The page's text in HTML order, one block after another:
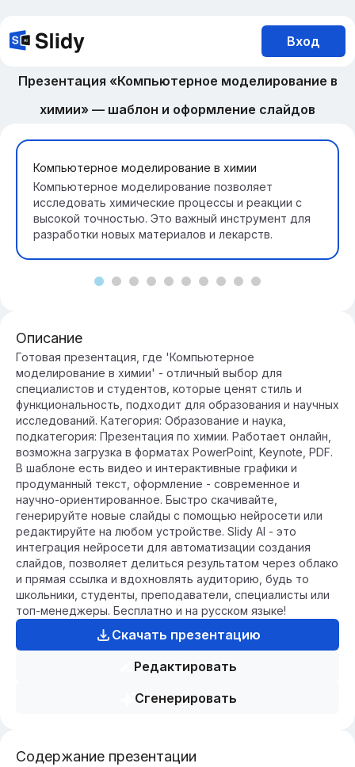
Вход
Презентация «Компьютерное моделирование в
химии» — шаблон и оформление слайдов
Компьютерное моделирование в химии
Компьютерное моделирование позволяет
исследовать химические процессы и реакции с
высокой точностью. Это важный инструмент для
разработки новых материалов и лекарств.
Описание
Готовая презентация, где 'Компьютерное
моделирование в химии' - отличный выбор для
специалистов и студентов, которые ценят стиль и
функциональность, подходит для образования и научных
исследований. Категория: Образование и наука,
подкатегория: Презентация по химии. Работает онлайн,
возможна загрузка в форматах PowerPoint, Keynote, PDF.
В шаблоне есть видео и интерактивные графики и
продуманный текст, оформление - современное и
научно-ориентированное. Быстро скачивайте,
генерируйте новые слайды с помощью нейросети или
редактируйте на любом устройстве. Slidy AI - это
интеграция нейросети для автоматизации создания
слайдов, позволяет делиться результатом через облако
и прямая ссылка и вдохновлять аудиторию, будь то
школьники, студенты, преподаватели, специалисты или
топ-менеджеры. Бесплатно и на русском языке!
Скачать презентацию
Редактировать
Сгенерировать
Содержание презентации